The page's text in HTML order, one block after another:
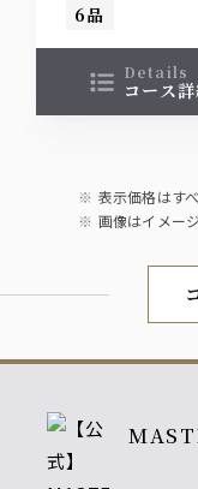
カクテル
オレンジジュー
・ペプシコーラ
大満足のコース
6品
details
コース
表示価格はす
画像はイメー